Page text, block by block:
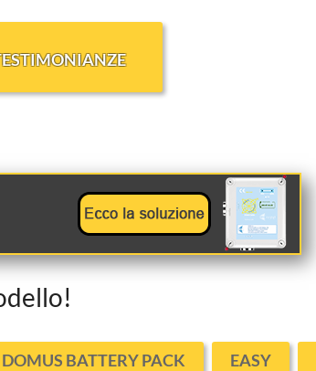
DOMUS BATTERY PACK EASY